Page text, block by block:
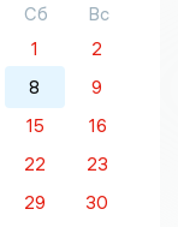
Сб
Вс
1
2
8
9
15
16
22
23
29
30